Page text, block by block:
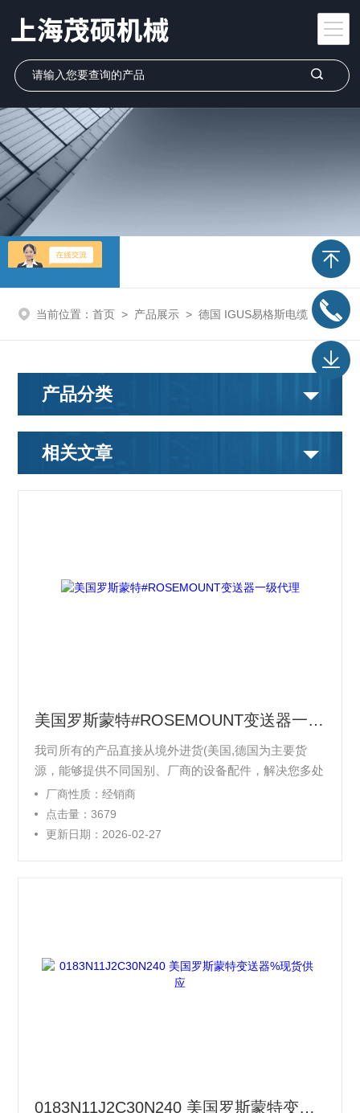
产品展示
当前位置： 首页 > 产品展示 > 德国 IGUS易格斯电缆 >德国
产品分类
相关文章
美国罗斯蒙特#ROSEMOUNT变送器一级代理
我司所有的产品直接从境外进货(美国,德国为主要货
源，能够提供不同国别、厂商的设备配件，解决您多处
寻找的麻烦和对产品质量的担心等, 在价格上我们有很
大的优势，公司备有大量的现货，是国内库存量Z多的
公司之一，咨询，我们将会给您*质的服务！价格比市
厂商性质：经销商
点击量：3679
更新日期：2026-02-27
0183N11J2C30N240 美国罗斯蒙特变送器%现货供应